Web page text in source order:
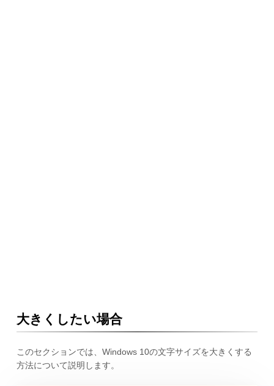
大きくしたい場合
このセクションでは、Windows 10の文字サイズを大きくする
方法について説明します。